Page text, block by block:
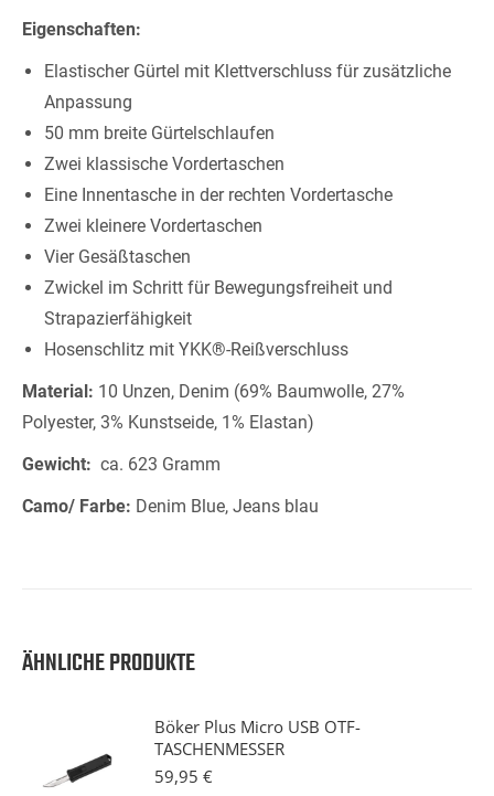
Eigenschaften:
Elastischer Gürtel mit Klettverschluss für zusätzliche
Anpassung
50 mm breite Gürtelschlaufen
Zwei klassische Vordertaschen
Eine Innentasche in der rechten Vordertasche
Zwei kleinere Vordertaschen
Vier Gesäßtaschen
Zwickel im Schritt für Bewegungsfreiheit und
Strapazierfähigkeit
Hosenschlitz mit YKK®-Reißverschluss
Material: 10 Unzen, Denim (69% Baumwolle, 27%
Polyester, 3% Kunstseide, 1% Elastan)
Gewicht: ca. 623 Gramm
Camo/ Farbe: Denim Blue, Jeans blau
ÄHNLICHE PRODUKTE
Böker Plus Micro USB OTF-
TASCHENMESSER
59,95 €